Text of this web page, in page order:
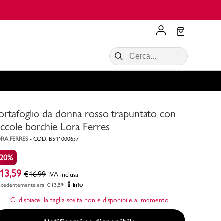
Acquista ora
VALIGIE CIAK
Scopri di più
Consigli
da donna rosso trapuntato con
borchie Lora Ferres
FERRES - COD. B541000657
13,59 €16,99 IVA inclusa
era €13,59 Info
Ci dispiace, la taglia scelta non è disponibile al momento